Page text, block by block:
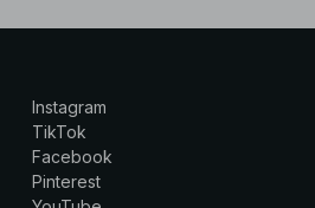
Instagram
TikTok
Facebook
Pinterest